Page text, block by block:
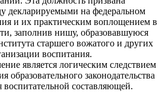
декларируемыми на федеральном
и их практическим воплощением в
заполнив нишу, образовавшуюся
старшего вожатого и других
воспитания.
является логическим следствием
образовательного законодательства
составляющей.